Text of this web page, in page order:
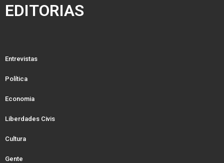
EDITORIAS
Entrevistas
Política
Economia
Liberdades Civis
Cultura
Gente